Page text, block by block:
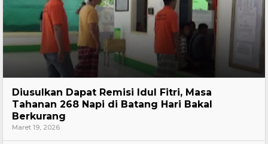
Diusulkan Dapat Remisi Idul Fitri, Masa
Tahanan 268 Napi di Batang Hari Bakal
Berkurang
Maret 19, 2026